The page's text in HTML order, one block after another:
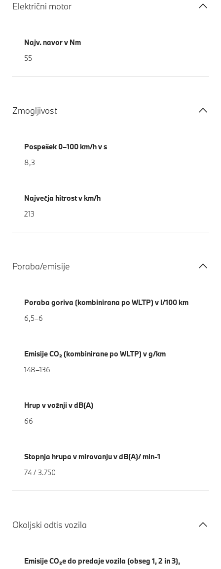
Električni motor
Najv. navor v Nm
55
Zmogljivost
Pospešek 0–100 km/h v s
8,3
Največja hitrost v km/h
213
Poraba/emisije
Poraba goriva (kombinirana po WLTP) v l/100 km
6,5–6
Emisije CO₂ (kombinirane po WLTP) v g/km
148–136
Hrup v vožnji v dB(A)
66
Stopnja hrupa v mirovanju v dB(A)/ min-1
74 / 3.750
Okoljski odtis vozila
Emisije CO₂e do predaje vozila (obseg 1, 2 in 3),